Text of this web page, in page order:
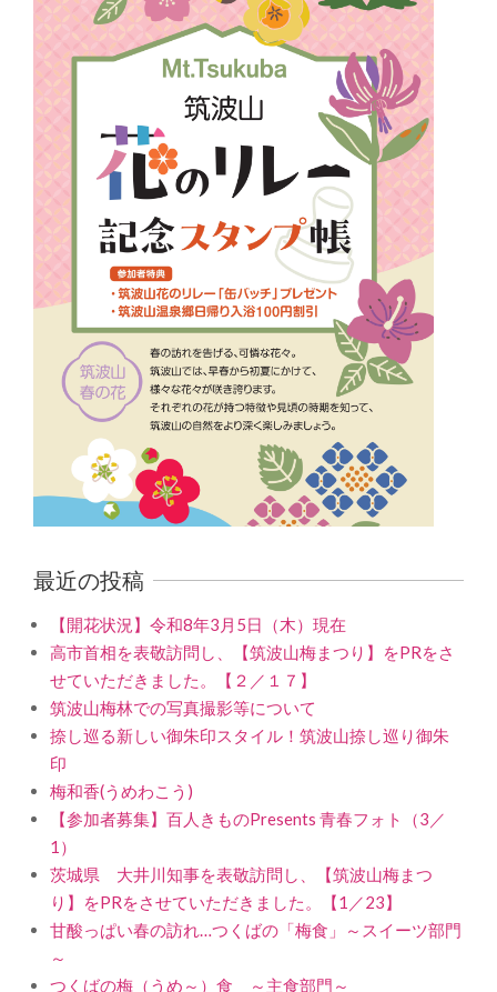
最近の投稿
【開花状況】令和8年3月5日（木）現在
高市首相を表敬訪問し、【筑波山梅まつり】をPRをさ
せていただきました。【２／１７】
筑波山梅林での写真撮影等について
捺し巡る新しい御朱印スタイル！筑波山捺し巡り御朱
印
梅和香(うめわこう)
【参加者募集】百人きものPresents 青春フォト（3／
1）
茨城県 大井川知事を表敬訪問し、【筑波山梅まつ
り】をPRをさせていただきました。【1／23】
甘酸っぱい春の訪れ…つくばの「梅食」～スイーツ部門
～
つくばの梅（うめ～）食 ～主食部門～